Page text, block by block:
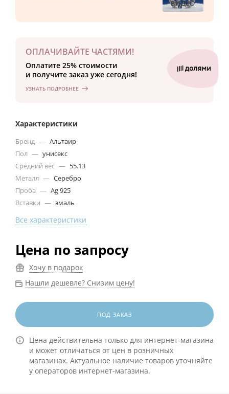
ВИДЕО
ОПЛАЧИВАЙТЕ ЧАСТЯМИ!
Оплатите 25% стоимости
и получите заказ уже сегодня!
УЗНАТЬ ПОДРОБНЕЕ
Характеристики
Бренд — Альтаир
Пол — унисекс
Средний вес — 55.13
Металл — Серебро
Проба — Ag 925
Вставки — эмаль
Все характеристики
Цена по запросу
Хочу в подарок
Нашли дешевле? Снизим цену!
ПОД ЗАКАЗ
Цена действительна только для интернет-магазина
и может отличаться от цен в розничных
магазинах. Актуальное наличие товаров уточняйте
у операторов интернет-магазина.